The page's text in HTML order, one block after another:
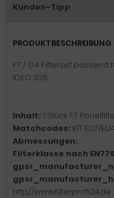
Kunden-Tipp
PRODUKTBESCHREIBUNG
F7 / G4 Filterset passend
IDEO 325
Inhalt: 1 Stück F7
Matchcodes: KIT EU7/
Abmessungen:
Filterklasse nach
http://www.filterprofi24.de